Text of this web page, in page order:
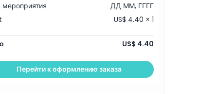
мероприятия
ДД ММ, ГГГГ
US$ 4.40 × 1
US$ 4.40
Перейти к оформлению заказа